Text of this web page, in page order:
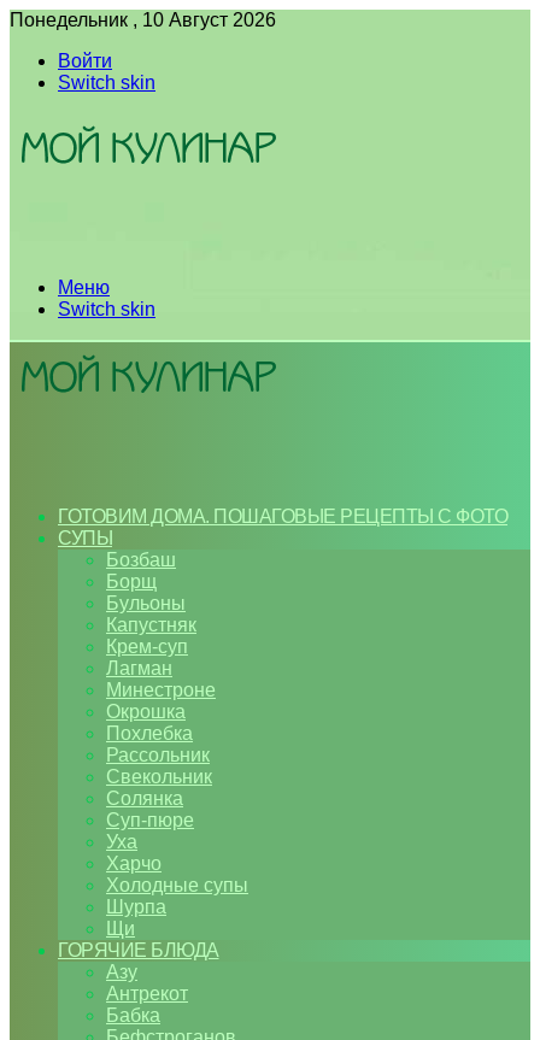
Понедельник , 10 Август 2026
Войти
Switch skin
Меню
Switch skin
ГОТОВИМ ДОМА. ПОШАГОВЫЕ РЕЦЕПТЫ С ФОТО
СУПЫ
Бозбаш
Борщ
Бульоны
Капустняк
Крем-суп
Лагман
Минестроне
Окрошка
Похлебка
Рассольник
Свекольник
Солянка
Суп-пюре
Уха
Харчо
Холодные супы
Шурпа
Щи
ГОРЯЧИЕ БЛЮДА
Азу
Антрекот
Бабка